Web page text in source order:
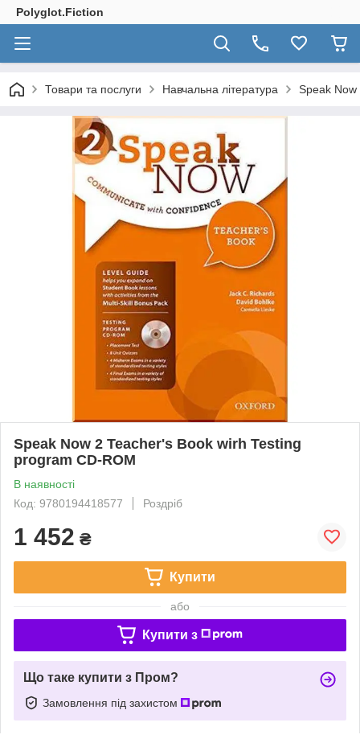
Polyglot.Fiction
Товари та послуги Навчальна література Speak
Speak Now 2 Teacher's Book wirh Testing
program CD-ROM
В наявності
Код: 9780194418577
Роздріб
1 452 ₴
Купити
або
Купити з
Що таке купити з Пром?
Замовлення під захистом